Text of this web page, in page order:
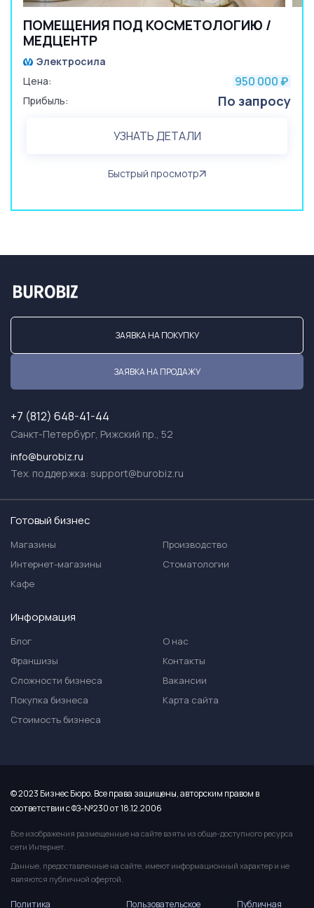
ПОМЕЩЕНИЯ ПОД КОСМЕТОЛОГИЮ /
МЕДЦЕНТР
Электросила
Цена:
950 000 ₽
Прибыль: По запросу
УЗНАТЬ ДЕТАЛИ
Быстрый просмотр
ЗАЯВКА НА ПОКУПКУ
ЗАЯВКА НА ПРОДАЖУ
+7 (812) 648-41-44
Санкт-Петербург, Рижский пр., 52
info@burobiz.ru
Тех. поддержка: support@burobiz.ru
Готовый бизнес
Магазины
Интернет-магазины
Кафе
Производство
Стоматологии
Информация
Блог
Франшизы
Сложности бизнеса
Покупка бизнеса
Стоимость бизнеса
О нас
Контакты
Вакансии
Карта сайта
© 2023 Бизнес Бюро. Все права защищены, авторским правом в
соответствии с ФЗ-№230 от 18.12.2006
Все изображения размещенные на сайте взяты из обще-доступного ресурса
сети Интернет.
Данные, предоставленные на сайте, имеют информационный характер и не
являются публичной офертой.
Политика Пользовательское Публичная